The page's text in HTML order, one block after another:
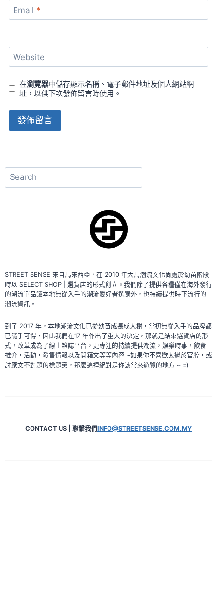
Email *
Website
在瀏覽器中儲存顯示名稱、電子郵件地址及個人網站網
址，以供下次發佈留言時使用。
搜
尋
STREET SENSE 來自馬來西亞，在 2010 年大馬潮流文化尚處於幼苗階段
時以 SELECT SHOP | 選貨店的形式創立。我們除了提供各種僅在海外發行
的潮流單品讓本地無從入手的潮流愛好者選購外，也持續提供時下流行的
潮流資訊。
到了 2017 年，本地潮流文化已從幼苗成長成大樹，當初無從入手的品牌都
已隨手可得，因此我們在17 年作出了重大的決定，那就是結束選貨店的形
式，改革成為了線上雜誌平台，更專注的持續提供潮流，娛樂時事，飲食
推介，活動，發售情報以及開箱文等等內容 ~如果你不喜歡太過於官腔，或
討厭文不對題的標題黨，那麼這裡絕對是你該常來遊覽的地方 ~ =)
CONTACT US | 聯繫我們INFO@STREETSENSE.COM.MY